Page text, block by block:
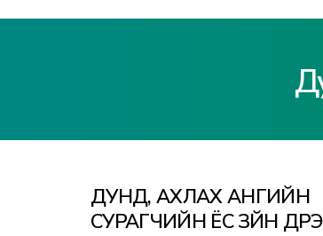
ДУНД, АХЛАХ АНГИЙН
СУРАГЧИЙН ЁС ЗҮЙН